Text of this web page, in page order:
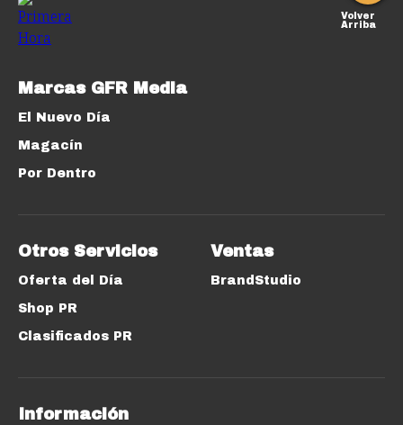
Volver
Arriba
Marcas GFR Media
El Nuevo Día
Magacín
Por Dentro
Otros Servicios
Oferta del Día
Shop PR
Clasificados PR
Ventas
BrandStudio
Información